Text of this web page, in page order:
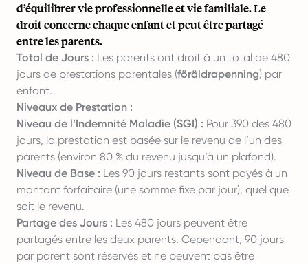
d’équilibrer vie professionnelle et vie familiale. Le
droit concerne chaque enfant et peut être partagé
entre les parents.
Total de Jours : Les parents ont droit à un total de 480
jours de prestations parentales (föräldrapenning) par
enfant.
Niveaux de Prestation :
Niveau de l’Indemnité Maladie (SGI) : Pour 390 des 480
jours, la prestation est basée sur le revenu de l’un des
parents (environ 80 % du revenu jusqu’à un plafond).
Niveau de Base : Les 90 jours restants sont payés à un
montant forfaitaire (une somme fixe par jour), quel que
soit le revenu.
Partage des Jours : Les 480 jours peuvent être
partagés entre les deux parents. Cependant, 90 jours
par parent sont réservés et ne peuvent pas être